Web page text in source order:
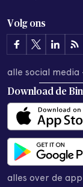
Volg ons
alle social media
Download de
alles over de